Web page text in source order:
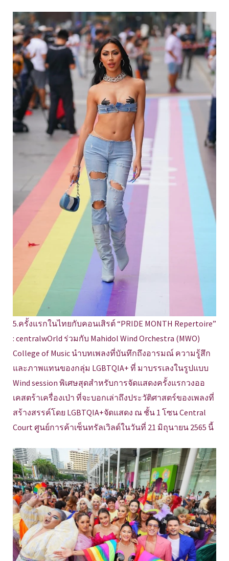
5.ครั้งแรกในไทยกับคอนเสิรต์ “PRIDE MONTH Repertoire”
: centralwOrld ร่วมกับ Mahidol Wind Orchestra (MWO)
College of Music นำบทเพลงที่บันทึกถึงอารมณ์ ความรู้สึก
และภาพแทนของกลุ่ม LGBTQIA+ ที่ มาบรรเลงในรูปแบบ
Wind session พิเศษสุดสำหรับการจัดแสดงครั้งแรกวงออ
เคสตร้าเครื่องเป่า ที่จะบอกเล่าถึงประวัติศาสตร์ของเพลงที่
สร้างสรรค์โดย LGBTQIA+จัดแสดง ณ ชั้น 1 โซน Central
Court ศูนย์การค้าเซ็นทรัลเวิลด์ในวันที่ 21 มิถุนายน 2565 นี้